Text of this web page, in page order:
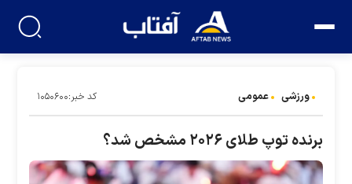
ورزشی عمومی کد خبر:۱۰۵۰۶۰۰
برنده توپ طلای ۲۰۲۶ مشخص شد؟